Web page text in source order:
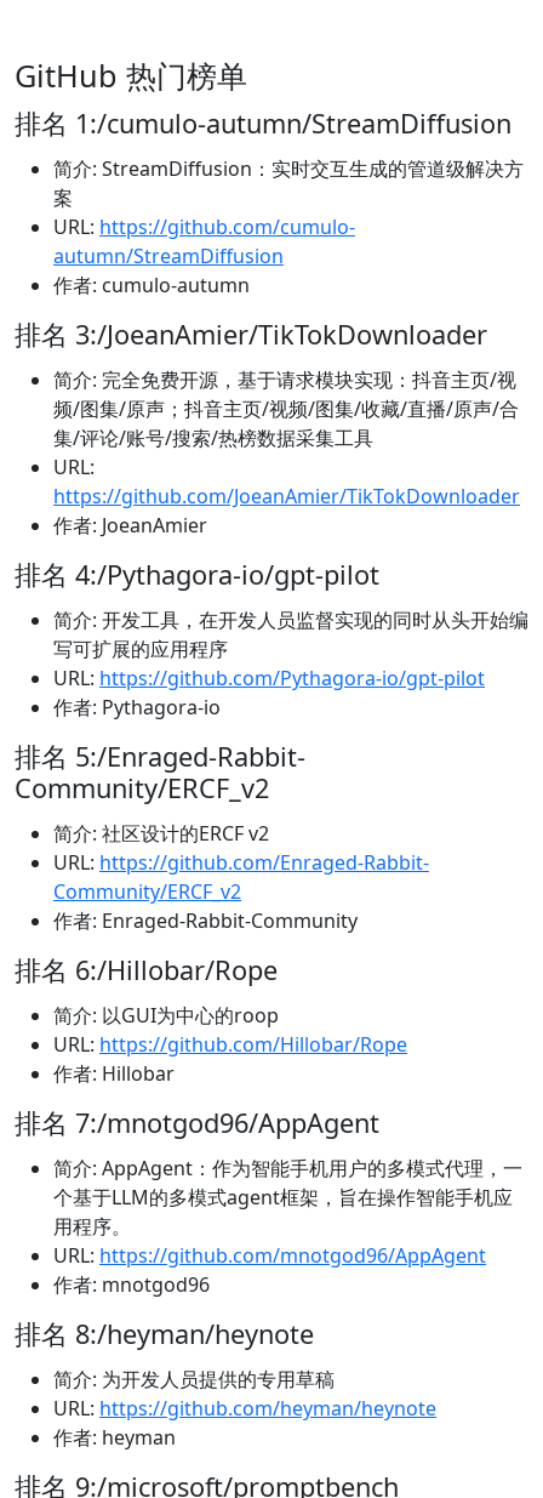
GitHub 热门榜单
排名 1:/cumulo-autumn/StreamDiffusion
简介: StreamDiffusion：实时交互生成的管道级解决方
案
URL: https://github.com/cumulo-
autumn/StreamDiffusion
作者: cumulo-autumn
排名 3:/JoeanAmier/TikTokDownloader
简介: 完全免费开源，基于请求模块实现：抖音主页/视
频/图集/原声；抖音主页/视频/图集/收藏/直播/原声/合
集/评论/账号/搜索/热榜数据采集工具
URL:
https://github.com/JoeanAmier/TikTokDownloader
作者: JoeanAmier
排名 4:/Pythagora-io/gpt-pilot
简介: 开发工具，在开发人员监督实现的同时从头开始编
写可扩展的应用程序
URL: https://github.com/Pythagora-io/gpt-pilot
作者: Pythagora-io
排名 5:/Enraged-Rabbit-
Community/ERCF_v2
简介: 社区设计的ERCF v2
URL: https://github.com/Enraged-Rabbit-
Community/ERCF_v2
作者: Enraged-Rabbit-Community
排名 6:/Hillobar/Rope
简介: 以GUI为中心的roop
URL: https://github.com/Hillobar/Rope
作者: Hillobar
排名 7:/mnotgod96/AppAgent
简介: AppAgent：作为智能手机用户的多模式代理，一
个基于LLM的多模式agent框架，旨在操作智能手机应
用程序。
URL: https://github.com/mnotgod96/AppAgent
作者: mnotgod96
排名 8:/heyman/heynote
简介: 为开发人员提供的专用草稿
URL: https://github.com/heyman/heynote
作者: heyman
排名 9:/microsoft/promptbench